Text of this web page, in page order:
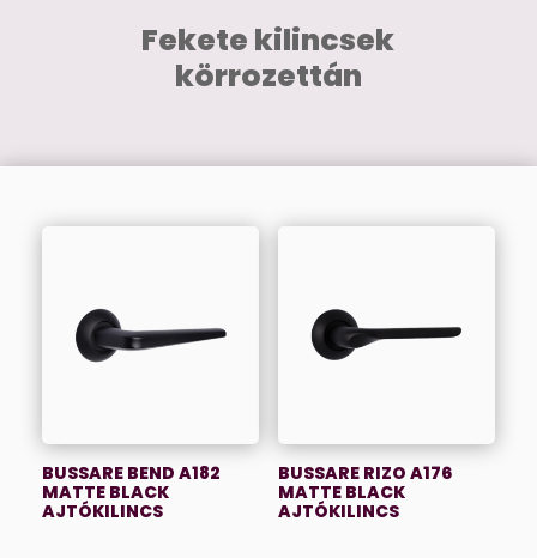
Fekete kilincsek
körrozettán
BUSSARE BEND A182
MATTE BLACK
AJTÓKILINCS
BUSSARE RIZO A176
MATTE BLACK
AJTÓKILINCS